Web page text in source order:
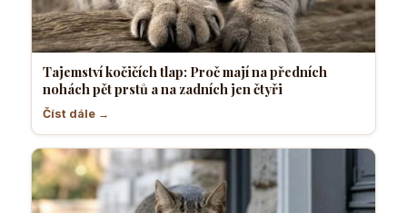
Tajemství kočičích tlap: Proč mají na předních
nohách pět prstů a na zadních jen čtyři
Číst dále →